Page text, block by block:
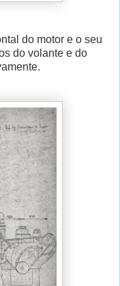
do motor e o seu
do volante e do